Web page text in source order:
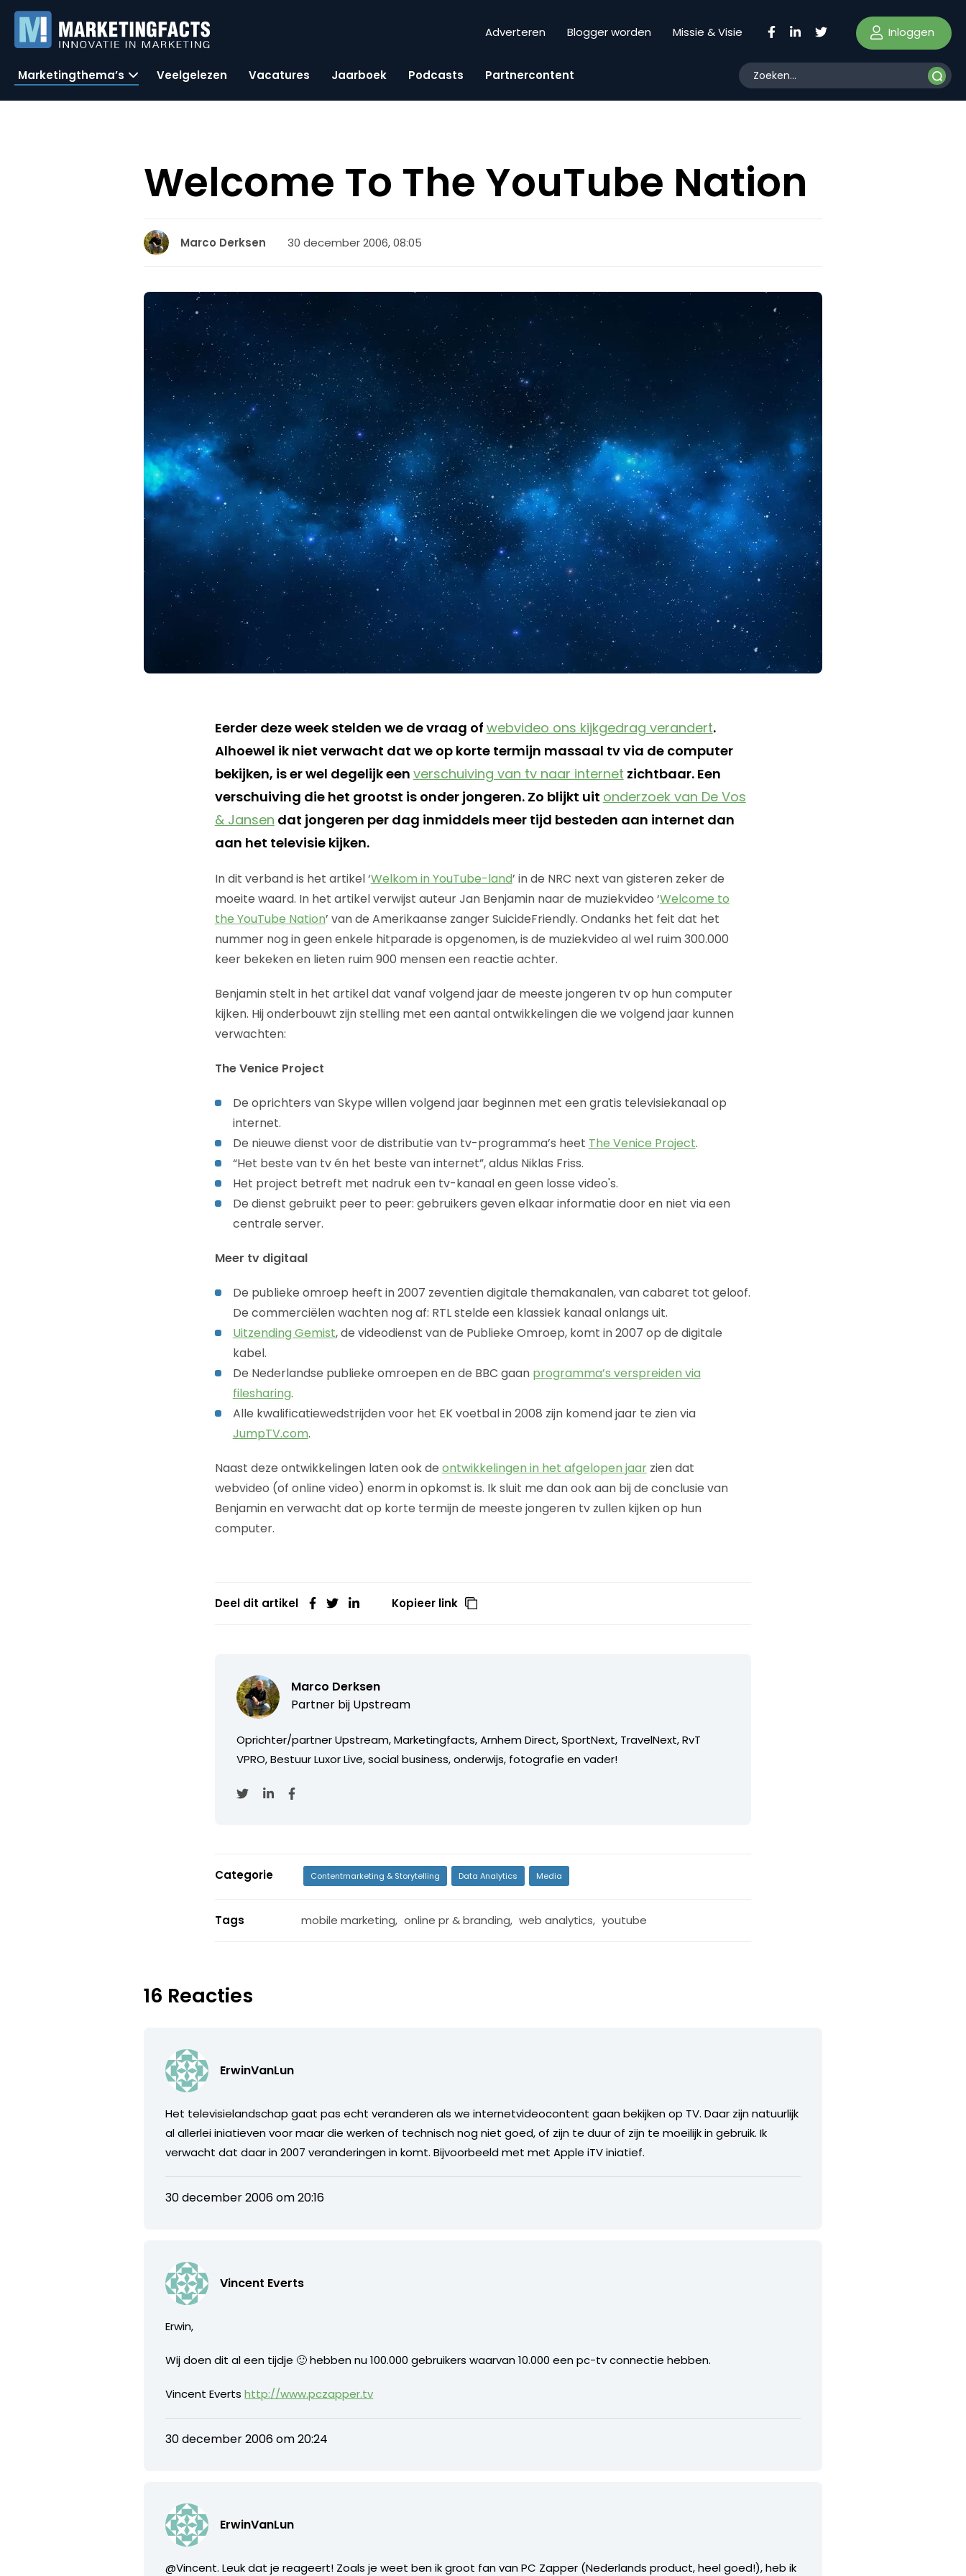
Adverteren Blogger worden Missie & Visie Inloggen
Marketingthema’s Veelgelezen Vacatures Jaarboek Podcasts Partnercontent
Welcome To The YouTube Nation
Marco Derksen 30 december 2006, 08:05
Eerder deze week stelden we de vraag of webvideo ons kijkgedrag verandert.
Alhoewel ik niet verwacht dat we op korte termijn massaal tv via de computer
bekijken, is er wel degelijk een verschuiving van tv naar internet zichtbaar. Een
verschuiving die het grootst is onder jongeren. Zo blijkt uit onderzoek van De Vos
& Jansen dat jongeren per dag inmiddels meer tijd besteden aan internet dan
aan het televisie kijken.
In dit verband is het artikel ‘Welkom in YouTube-land’ in de NRC next van gisteren zeker de
moeite waard. In het artikel verwijst auteur Jan Benjamin naar de muziekvideo ‘Welcome to
the YouTube Nation’ van de Amerikaanse zanger SuicideFriendly. Ondanks het feit dat het
nummer nog in geen enkele hitparade is opgenomen, is de muziekvideo al wel ruim 300.000
keer bekeken en lieten ruim 900 mensen een reactie achter.
Benjamin stelt in het artikel dat vanaf volgend jaar de meeste jongeren tv op hun computer
kijken. Hij onderbouwt zijn stelling met een aantal ontwikkelingen die we volgend jaar kunnen
verwachten:
The Venice Project
De oprichters van Skype willen volgend jaar beginnen met een gratis televisiekanaal op
internet.
De nieuwe dienst voor de distributie van tv-programma’s heet The Venice Project.
“Het beste van tv én het beste van internet”, aldus Niklas Friss.
Het project betreft met nadruk een tv-kanaal en geen losse video's.
De dienst gebruikt peer to peer: gebruikers geven elkaar informatie door en niet via een
centrale server.
Meer tv digitaal
De publieke omroep heeft in 2007 zeventien digitale themakanalen, van cabaret tot geloof.
De commerciëlen wachten nog af: RTL stelde een klassiek kanaal onlangs uit.
Uitzending Gemist, de videodienst van de Publieke Omroep, komt in 2007 op de digitale
kabel.
De Nederlandse publieke omroepen en de BBC gaan programma’s verspreiden via
filesharing.
Alle kwalificatiewedstrijden voor het EK voetbal in 2008 zijn komend jaar te zien via
JumpTV.com.
Naast deze ontwikkelingen laten ook de ontwikkelingen in het afgelopen jaarzien dat
webvideo (of online video) enorm in opkomst is. Ik sluit me dan ook aan bij de conclusie van
Benjamin en verwacht dat op korte termijn de meeste jongeren tv zullen kijken op hun
computer.
Deel dit artikel Kopieer link
Marco Derksen
Partner bij Upstream
Oprichter/partner Upstream, Marketingfacts, Arnhem Direct, SportNext, TravelNext, RvT
VPRO, Bestuur Luxor Live, social business, onderwijs, fotografie en vader!
Categorie Contentmarketing & Storytelling Data Analytics Media
Tags mobile marketing, online pr & branding, web analytics, youtube
16 Reacties
ErwinVanLun
Het televisielandschap gaat pas echt veranderen als we internetvideocontent gaan bekijken op TV. Daar zijn natuurlijk
al allerlei iniatieven voor maar die werken of technisch nog niet goed, of zijn te duur of zijn te moeilijk in gebruik. Ik
verwacht dat daar in 2007 veranderingen in komt. Bijvoorbeeld met met Apple iTV iniatief.
30 december 2006 om 20:16
Vincent Everts
Erwin,
Wij doen dit al een tijdje 🙂 hebben nu 100.000 gebruikers waarvan 10.000 een pc-tv connectie hebben.
Vincent Evertshttp://www.pczapper.tv
30 december 2006 om 20:24
ErwinVanLun
@Vincent. Leuk dat je reageert! Zoals je weet ben ik groot fan van PC Zapper (Nederlands product, heel goed!), heb ik